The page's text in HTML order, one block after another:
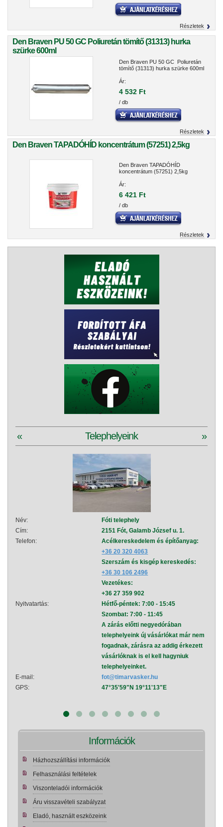
Részletek
Den Braven PU 50 GC Poliuretán tömítő (31313) hurka
szürke 600ml
Den Braven PU 50 GC Poliuretán
tömítő (31313) hurka szürke 600ml
Ár:
4 532 Ft
/ db
Részletek
Den Braven TAPADÓHÍD koncentrátum (57251) 2,5kg
Den Braven TAPADÓHÍD
koncentrátum (57251) 2,5kg
Ár:
6 421 Ft
/ db
Részletek
Telephelyeink
« »
Név:
Fóti telephely
Cím:
2151 Fót, Galamb József u. 1.
Telefon:
Acélkereskedelem és építőanyag:
+36 20 320 4063
Szerszám és kisgép kereskedés:
+36 30 106 2496
Vezetékes:
+36 27 359 902
Nyitvatartás:
Hétfő-péntek: 7:00 - 15:45
Szombat: 7:00 - 11:45
A zárás előtti negyedórában
telephelyeink új vásárlókat már nem
fogadnak, zárásra az addig érkezett
vásárlóknak is el kell hagyniuk
telephelyeinket.
E-mail:
fot@timarvasker.hu
GPS:
47°35'59"N 19°11'13"E
Információk
Házhozszállítási információk
Felhasználási feltételek
Viszonteladói információk
Áru visszavételi szabályzat
Eladó, használt eszközeink